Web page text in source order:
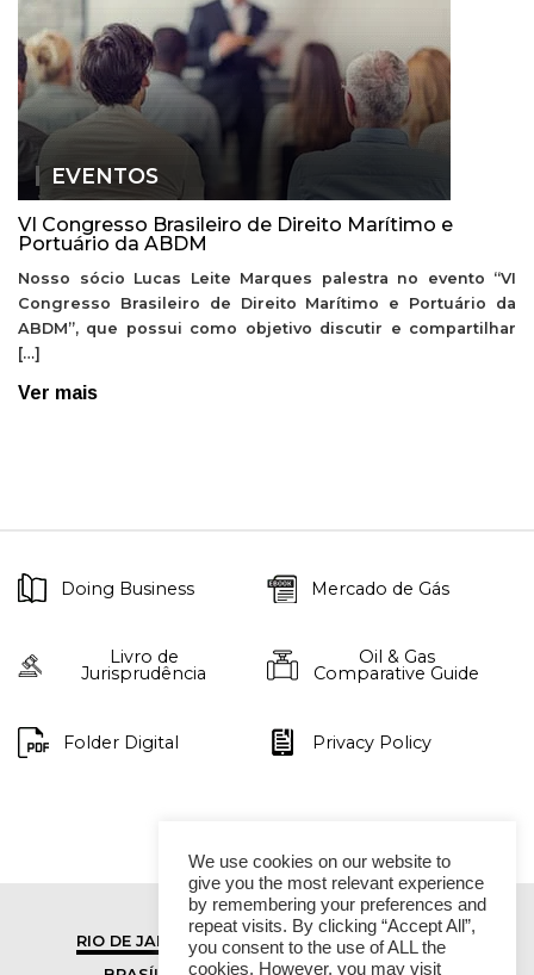
EVENTOS
VI Congresso Brasileiro de Direito Marítimo e
Portuário da ABDM
Nosso sócio Lucas Leite Marques palestra no evento “VI
Congresso Brasileiro de Direito Marítimo e Portuário da
ABDM”, que possui como objetivo discutir e compartilhar
[…]
Ver mais
Doing Business Mercado de Gás
Livro de
Jurisprudência
Oil & Gas
Comparative Guide
Folder Digital Privacy Policy
RIO DE JANEIRO
SÃO PAULO
We use cookies on our website to
give you the most relevant experience
by remembering your preferences and
repeat visits. By clicking “Accept All”,
you consent to the use of ALL the
cookies. However, you may visit